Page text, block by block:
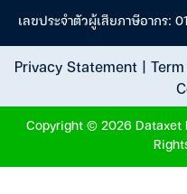
เลขประจำตัวผู้เสียภาษีอากร:
Privacy Statement|
Copyright © 2026 Dataxet